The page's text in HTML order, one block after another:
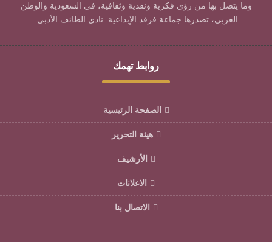
وما يتصل بها من رؤى فكرية ونقدية وثقافية، في السعودية والوطن
العربي، تصدرها جماعة فرقد الإبداعية_نادي الطائف الأدبي.
روابط تهمك
الصفحة الرئيسية
هيئة التحرير
الأرشيف
الاعلانات
الاتصال بنا